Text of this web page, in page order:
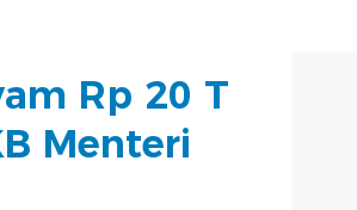
Rp 20 T
Menteri